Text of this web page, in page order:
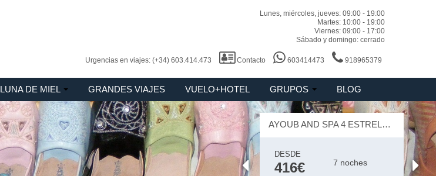
Lunes, miércoles, jueves: 09:00 - 19:00
Martes: 10:00 - 19:00
Viernes: 09:00 - 17:00
Sábado y domingo: cerrado
Urgencias en viajes: (+34) 603.414.473 Contacto 603414473 918965379
LUNA DE MIEL GRANDES VIAJES VUELO+HOTEL GRUPOS BLOG
AYOUB AND SPA 4 ESTRELLAS
DESDE
416€ 7 noches